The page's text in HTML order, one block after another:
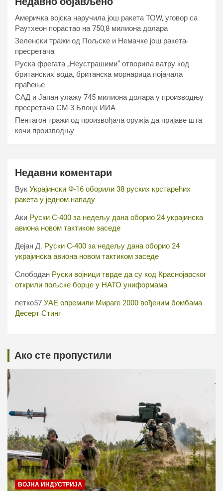
Америчка војска наручила још ракета ТОW, уговор са
Раyтхеон порастао на 750,8 милиона долара
Зеленски тражи од Пољске и Немачке још ракета-
пресретача
Руска фрегата „Неустрашими“ отворила ватру код
британских вода, британска морнарица појачала
праћење
САД и Јапан улажу 745 милиона долара у производњу
пресретача СМ-3 Блоцк ИИА
Пентагон тражи од произвођача оружја да пријаве шта
кочи производњу
Недавни коментари
Вук Украјински Ф-16 оборили 38 руских крстарећих
ракета у једном нападу
Аки Руски С-400 за недељу дана оборио 24 украјинска
авиона новом тактиком заседе
Дејан Д. Руски С-400 за недељу дана оборио 24
украјинска авиона новом тактиком заседе
Слободан Руски војници тврде да су код Краснојарског
открили пољске борце у НАТО униформама
петко57 УАЕ опремили Мираге 2000 вођеним бомбама
Десерт Стинг
Ако сте пропустили
ВОЈНА ИНДУСТРИЈА